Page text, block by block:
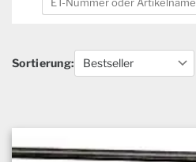
Sortierung: